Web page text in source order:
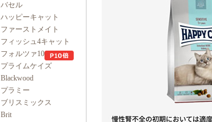
バセル
ハッピーキャット
ファーストメイト
フィッシュ4キャット
フォルツァ10
プライムケイズ
Blackwood
プラミー
ブリスミックス
Brit